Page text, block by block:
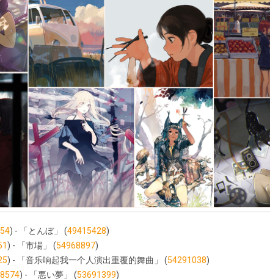
) - 「とんぼ」 (49415428)
) - 「市場」 (54968897)
) - 「音乐响起我一个人演出重覆的舞曲」 (54291038)
) - 「悪い夢」 (53691399)